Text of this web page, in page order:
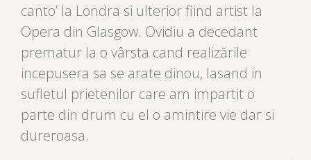
canto’ la Londra si ulterior fiind artist la
Opera din Glasgow. Ovidiu a decedant
prematur la o vârsta cand realizările
incepusera sa se arate dinou, lasand in
sufletul prietenilor care am impartit o
parte din drum cu el o amintire vie dar si
dureroasa.